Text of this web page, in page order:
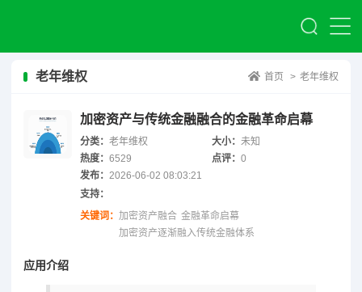
老年维权 首页 > 老年维权
加密资产与传统金融融合的金融革命启幕
分类： 老年维权 大小：未知
热度： 6529 点评：0
发布： 2026-06-02 08:03:21
支持：
关键词： 加密资产融合 金融革命启幕
加密资产逐渐融入传统金融体系
应用介绍